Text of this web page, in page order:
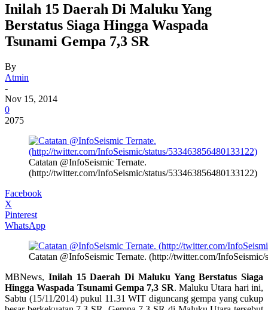
Inilah 15 Daerah Di Maluku Yang
Berstatus Siaga Hingga Waspada
Tsunami Gempa 7,3 SR
By
Atmin
-
Nov 15, 2014
0
2075
Catatan @InfoSeismic Ternate.
(http://twitter.com/InfoSeismic/status/533463856480133122)
Facebook
X
Pinterest
WhatsApp
Catatan @InfoSeismic Ternate. (http://twitter.com/
MBNews, Inilah 15 Daerah Di Maluku Yang Berstatus Siaga
Hingga Waspada Tsunami Gempa 7,3 SR. Maluku Utara hari ini,
Sabtu (15/11/2014) pukul 11.31 WIT diguncang gempa yang cukup